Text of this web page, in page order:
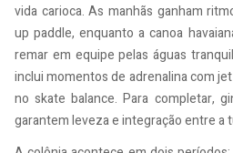
vida carioca. As manhãs ganham
up paddle, enquanto a canoa
remar em equipe pelas águas
inclui momentos de adrenalina com
no skate balance. Para completar,
garantem leveza e integração entre a